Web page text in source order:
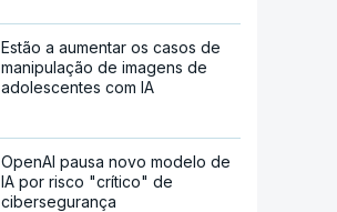
Estão a aumentar os casos de
manipulação de imagens de
adolescentes com IA
OpenAI pausa novo modelo de
IA por risco "crítico" de
cibersegurança